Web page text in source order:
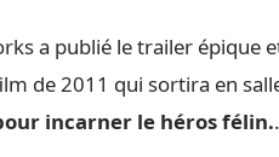
a publié le trailer épique
de 2011 qui sortira en
incarner le héros félin..